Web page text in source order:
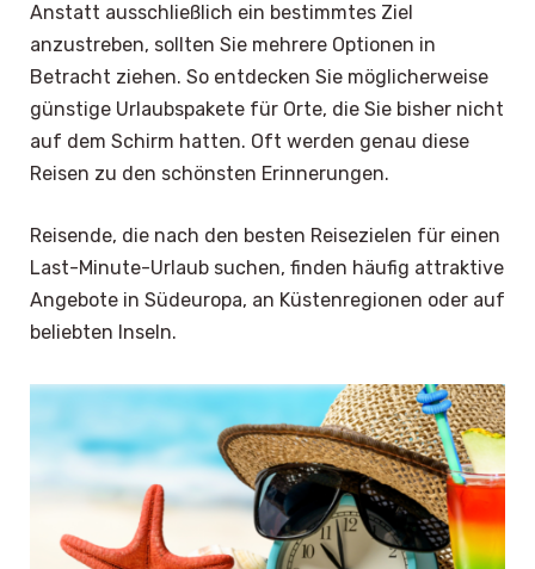
Anstatt ausschließlich ein bestimmtes Ziel
anzustreben, sollten Sie mehrere Optionen in
Betracht ziehen. So entdecken Sie möglicherweise
günstige Urlaubspakete für Orte, die Sie bisher nicht
auf dem Schirm hatten. Oft werden genau diese
Reisen zu den schönsten Erinnerungen.
Reisende, die nach den besten Reisezielen für einen
Last-Minute-Urlaub suchen, finden häufig attraktive
Angebote in Südeuropa, an Küstenregionen oder auf
beliebten Inseln.